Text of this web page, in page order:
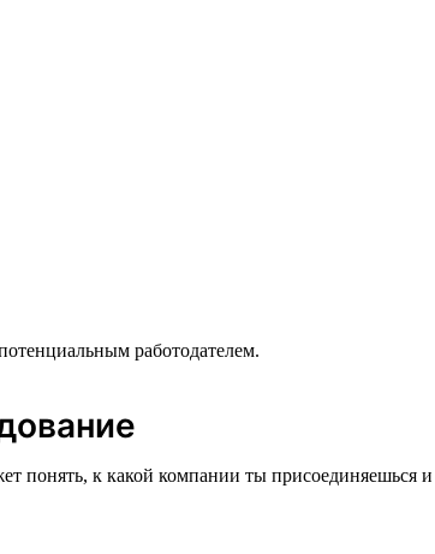
работодателем.
понять, к какой компании ты присоединяешься